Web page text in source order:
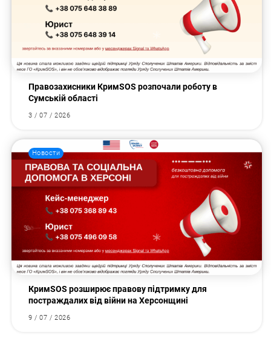
Правозахисники КримSOS розпочали роботу в
Сумській області
3 / 07 / 2026
Новости
КримSOS розширює правову підтримку для
постраждалих від війни на Херсонщині
9 / 07 / 2026